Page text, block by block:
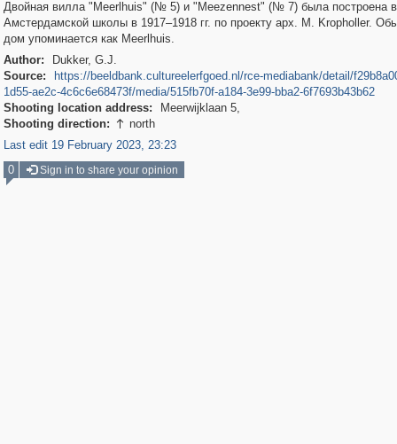
Двойная вилла "Meerlhuis" (№ 5) и "Meezennest" (№ 7) была построена
Амстердамской школы в 1917‒1918 гг. по проекту арх. M. Kropholler.
дом упоминается как Meerlhuis.
Author:
Dukker, G.J.
Source:
https://beeldbank.cultureelerfgoed.nl/rce-mediabank/detail/
1d55-ae2c-4c6c6e68473f/media/515fb70f-a184-3e99-bba2-6f7693b43b62
Shooting location address:
Meerwijklaan 5,
Shooting direction:  north
Last edit 19 February 2023, 23:23
0
Sign in to share your opinion